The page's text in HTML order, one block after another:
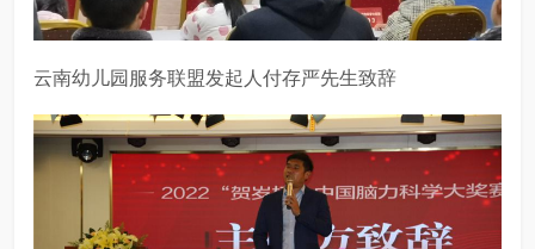
云南幼儿园服务联盟发起人付存严先生致辞